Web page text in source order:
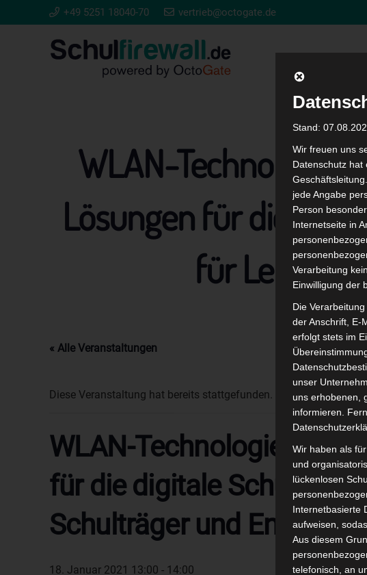
+49 5251 18040-70 vertrieb@octogate.de
WLAN-Technologie,
Lösungen für die
für Lehrer,
« Alle Veranstaltungen
Diese Veranstaltung hat bereits stattgefunden.
WLAN-Technologie,
für die digitale Schule
Schulträger und
18. Januar 2021 13:00 - 14:00
Stand:
Wir freuen uns
Datenschutz hat
jede Angabe
Person
Internetseite in
Verarbeitung
Einwilligung der
Die
der Anschrift, E-
erfolgt stets im
unser
uns erhobenen,
informieren.
Wir haben als
und
lückenlosen
Internetbasierte
aufweisen,
Aus diesem
telefonisch, an